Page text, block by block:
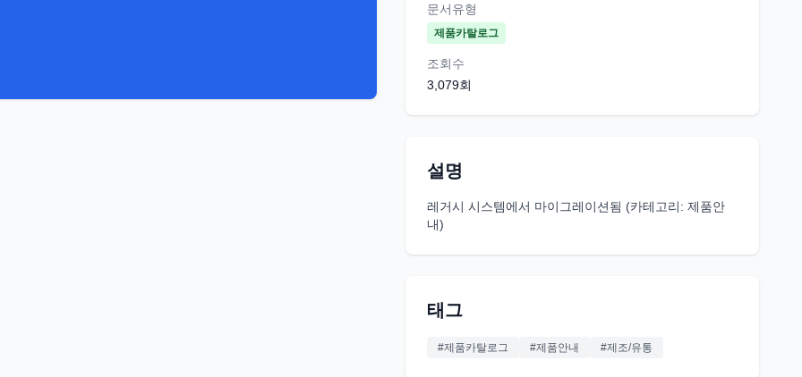
문서유형
제품카탈로그
조회수
3,079회
설명
레거시 시스템에서 마이그레이션됨 (카테고리: 제품안
내)
태그
#제품카탈로그 #제품안내 #제조/유통